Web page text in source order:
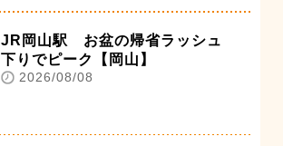
JR岡山駅 お盆の帰省ラッシュ
下りでピーク【岡山】
2026/08/08